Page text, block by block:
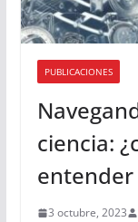
PUBLICACIONES
ciencia:
3 octubre, 2023